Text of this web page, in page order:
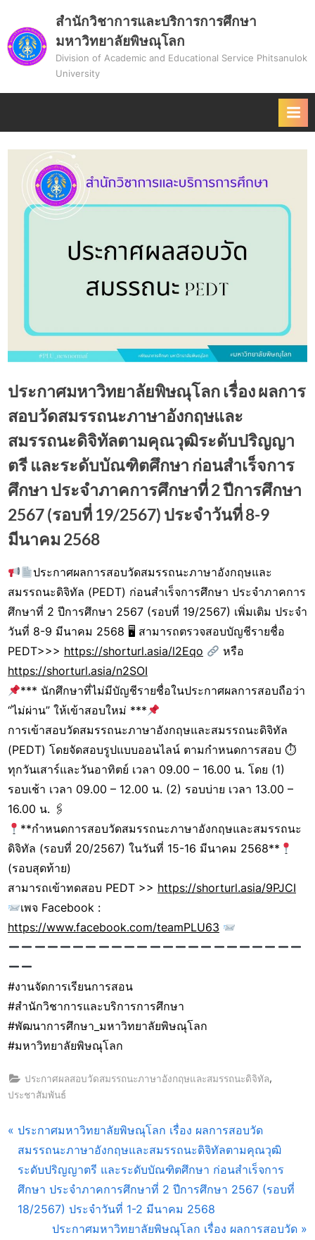
content
สำนักวิชาการและบริการการศึกษา
มหาวิทยาลัยพิษณุโลก
Division of Academic and Educational Service Phitsanulok
University
ประกาศมหาวิทยาลัยพิษณุโลก เรื่อง ผลการ
สอบวัดสมรรถนะภาษาอังกฤษและ
สมรรถนะดิจิทัลตามคุณวุฒิระดับปริญญา
ตรี และระดับบัณฑิตศึกษา ก่อนสำเร็จการ
ศึกษา ประจำภาคการศึกษาที่ 2 ปีการศึกษา
2567 (รอบที่ 19/2567) ประจำวันที่ 8-9
มีนาคม 2568
on
มีนาคม
2025
ประกาศผลการสอบวัดสมรรถนะภาษาอังกฤษและ
สมรรถนะดิจิทัล (PEDT) ก่อนสำเร็จการศึกษา ประจำภาคการ
ศึกษาที่ 2 ปีการศึกษา 2567 (รอบที่ 19/2567) เพิ่มเติม ประจำ
วันที่ 8-9 มีนาคม 2568 🖥 สามารถตรวจสอบบัญชีรายชื่อ
PEDT>>> https://shorturl.asia/l2Eqo
หรือ
https://shorturl.asia/n2SOI
*** นักศึกษาที่ไม่มีบัญชีรายชื่อในประกาศผลการสอบถือว่า
“ไม่ผ่าน” ให้เข้าสอบใหม่ ***
การเข้าสอบวัดสมรรถนะภาษาอังกฤษและสมรรถนะดิจิทัล
(PEDT) โดยจัดสอบรูปแบบออนไลน์ ตามกำหนดการสอบ ⏱
ทุกวันเสาร์และวันอาทิตย์ เวลา 09.00 – 16.00 น. โดย (1)
รอบเช้า เวลา 09.00 – 12.00 น. (2) รอบบ่าย เวลา 13.00 –
16.00 น. 🖇
**กำหนดการสอบวัดสมรรถนะภาษาอังกฤษและสมรรถนะ
ดิจิทัล (รอบที่ 20/2567) ในวันที่ 15-16 มีนาคม 2568**
(รอบสุดท้าย)
สามารถเข้าทดสอบ PEDT >> https://shorturl.asia/9PJCI
เพจ Facebook :
https://www.facebook.com/teamPLU63
#งานจัดการเรียนการสอน
#สำนักวิชาการและบริการการศึกษา
#พัฒนาการศึกษา_มหาวิทยาลัยพิษณุโลก
#มหาวิทยาลัยพิษณุโลก
ประกาศผลสอบวัดสมรรถนะภาษาอังกฤษและสมรรถนะดิจิทัล,
ประชาสัมพันธ์
แนะแนว
เรื่อง
P
r
e
v
i
ประกาศมหาวิทยาลัยพิษณุโลก เรื่อง ผลการสอบวัด
สมรรถนะภาษาอังกฤษและสมรรถนะดิจิทัลตามคุณวุฒิ
ระดับปริญญาตรี และระดับบัณฑิตศึกษา ก่อนสำเร็จการ
ศึกษา ประจำภาคการศึกษาที่ 2 ปีการศึกษา 2567 (รอบที่
18/2567) ประจำวันที่ 1-2 มีนาคม 2568
N
ประกาศมหาวิทยาลัยพิษณุโลก เรื่อง ผลการสอบวัด